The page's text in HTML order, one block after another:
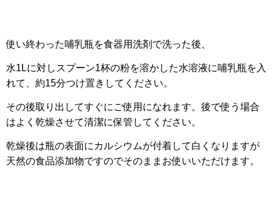
使い終わった哺乳瓶を食器用洗剤で洗った後、
水1Lに対しスプーン1杯の粉を溶かした水溶液に哺乳瓶を入
れて、約15分つけ置きしてください。
その後取り出してすぐにご使用になれます。後で使う場合
はよく乾燥させて清潔に保管してください。
乾燥後は瓶の表面にカルシウムが付着して白くなりますが
天然の食品添加物ですのでそのままお使いいただけます。